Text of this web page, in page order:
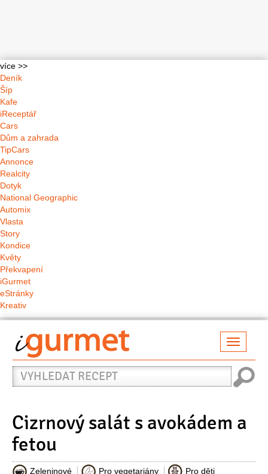
více >>
Deník
Šíp
Kafe
iReceptář
Cars
Dům a zahrada
TipCars
Annonce
Realcity
Dotyk
National Geographic
Automix
Vlasta
Story
Kondice
Květy
Překvapení
iGurmet
eStránky
Kreativ
Vyhledat
recept
Cizrnový salát s avokádem a
fetou
Zeleninové Pro vegetariány
Pro děti